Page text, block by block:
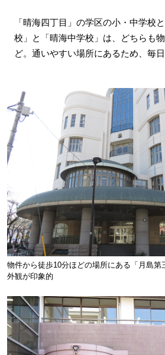
「晴海四丁目」の学区の小・中学校
校」と「晴海中学校」は、どちらも
ど。通いやすい場所にあるため、毎
物件から徒歩10分ほどの場所にある「月島第
外観が印象的